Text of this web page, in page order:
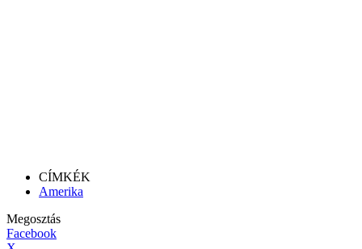
CÍMKÉK
Amerika
Megosztás
Facebook